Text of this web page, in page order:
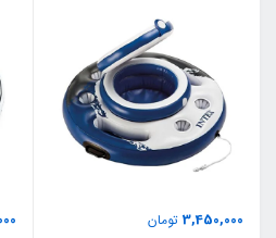
3,450,000 تومان